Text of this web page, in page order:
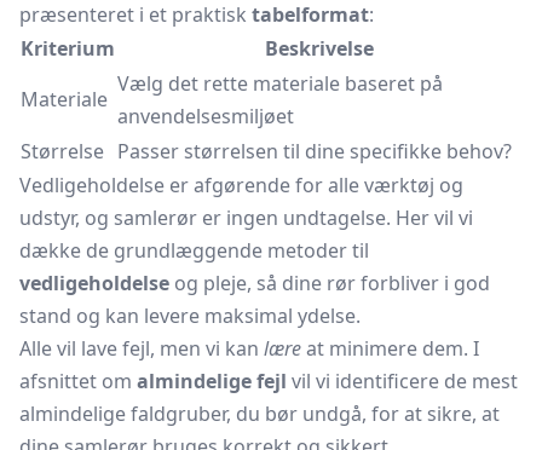
præsenteret i et praktisk tabelformat:
Kriterium
Beskrivelse
Materiale
Vælg det rette materiale baseret på
anvendelsesmiljøet
Størrelse Passer størrelsen til dine specifikke behov?
Vedligeholdelse er afgørende for alle værktøj og
udstyr, og samlerør er ingen undtagelse. Her vil vi
dække de grundlæggende metoder til
vedligeholdelse og pleje, så dine rør forbliver i god
stand og kan levere maksimal ydelse.
Alle vil lave fejl, men vi kan læreat minimere dem. I
afsnittet om almindelige fejl vil vi identificere de mest
almindelige faldgruber, du bør undgå, for at sikre, at